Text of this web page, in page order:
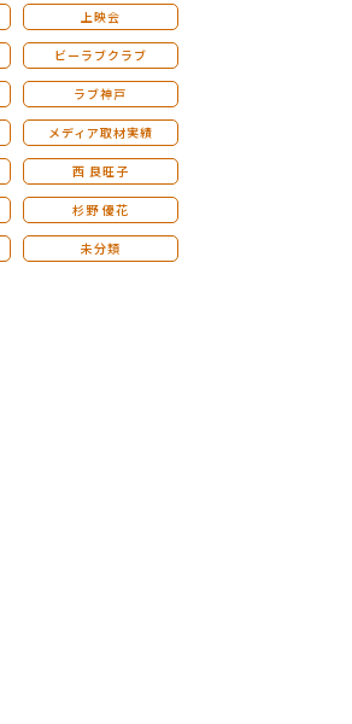
上映会
ビーラブクラブ
ラブ神戸
メディア取材実績
西 良旺子
杉野 優花
未分類